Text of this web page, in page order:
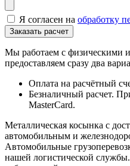
Я согласен на обработку
Мы работаем с физическими
предоставляем сразу два
Оплата на расчётный
Безналичный расчет.
MasterCard.
Металлическая косынка с
автомобильным и
Автомобильные
нашей логистической